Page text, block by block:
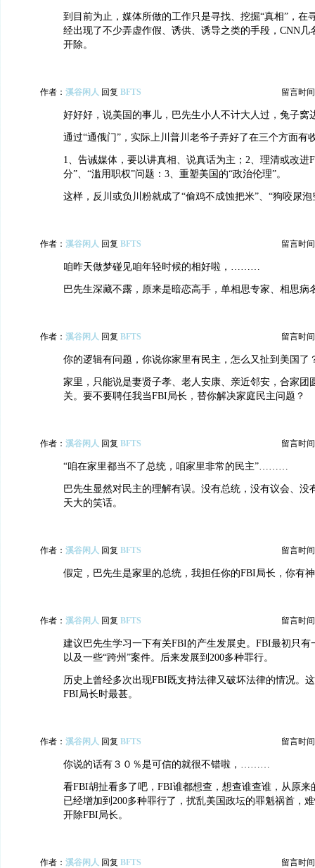
到目前为止，媒体所做的工作只是寻找、挖掘“真相”，在
经出现了不少弄虚作假、诱供、诱导之类的手段，CNN几
开除。
作者： 溪谷闲人 回复 BFTS 留言时
好好好，说美国的事儿，巴先生小人不计大人过，兔子窝
通过“通俄门”，实际上川普川老爷子弄好了在三个方面有
1、告诫媒体，要以讲真相、说真话为主；2、理清或改进
分”、“滥用职权”问题：3、重塑美国的“政治伦理”。
这样，反川或负川粉就成了“偷鸡不成蚀把米”、“狗咬尿泡
作者： 溪谷闲人 回复 BFTS 留言时
咱昨天做梦碰见咱年轻时候的相好啦，………
巴先生深藏不露，原来是暗恋高手，单相思专家、相思病
作者： 溪谷闲人 回复 BFTS 留言时
你的逻辑有问题，你说你家里有民主，怎么又扯到美国了
家里，只能说是妻贤子孝、老人安康、亲近邻安，合家团
关。要不要聘任我当FBI局长，替你解决家庭民主问题？
作者： 溪谷闲人 回复 BFTS 留言时
“咱在家里都当不了总统，咱家里非常的民主”………
巴先生显然对民主的理解有误。没有总统，没有议会、没
天大的笑话。
作者： 溪谷闲人 回复 BFTS 留言时
假定，巴先生是家里的总统，我担任你的FBI局长，你有
作者： 溪谷闲人 回复 BFTS 留言时
建议巴先生学习一下有关FBI的产生发展史。FBI最初只有
以及一些“跨州”案件。后来发展到200多种罪行。
历史上曾经多次出现FBI既支持法律又破坏法律的情况。
FBI局长时最甚。
作者： 溪谷闲人 回复 BFTS 留言时
你说的话有３０％是可信的就很不错啦，………
看FBI胡扯看多了吧，FBI谁都想查，想查谁查谁，从原来
已经增加到200多种罪行了，扰乱美国政坛的罪魁祸首，
开除FBI局长。
作者： 溪谷闲人 回复 BFTS 留言时